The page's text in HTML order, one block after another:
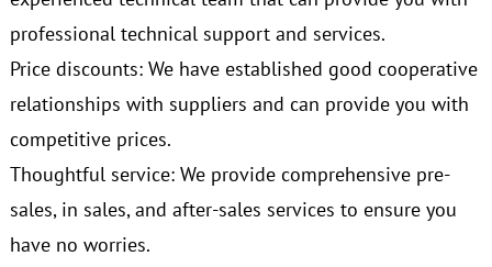
professional technical support and services.
Price discounts: We have established good cooperative
relationships with suppliers and can provide you with
competitive prices.
Thoughtful service: We provide comprehensive pre-
sales, in sales, and after-sales services to ensure you
have no worries.